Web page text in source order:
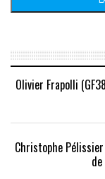
Olivier Frapolli
Christophe